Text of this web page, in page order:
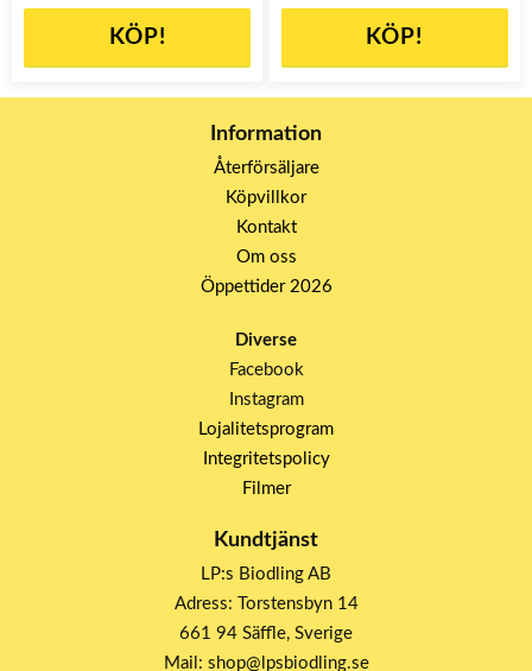
KÖP! KÖP!
Information
Återförsäljare
Köpvillkor
Kontakt
Om oss
Öppettider 2026
Diverse
Facebook
Instagram
Lojalitetsprogram
Integritetspolicy
Filmer
Kundtjänst
LP:s Biodling AB
Adress: Torstensbyn 14
661 94 Säffle, Sverige
Mail: shop@lpsbiodling.se